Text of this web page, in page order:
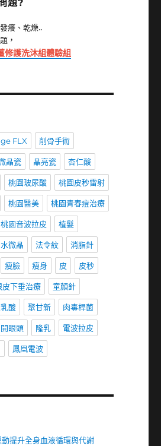
題?
癢、乾燥..
，
修護洗沐組體驗組
FLX 削骨手術
晶瓷 晶亮瓷 杏仁酸
桃園玻尿酸 桃園皮秒雷射
桃園醫美 桃園青春痘治療
桃園音波拉皮 植髮
水微晶 法令紋 消脂針
瘦臉 瘦身 皮 皮秒
皮下垂治療 童顏針
酸 聚甘新 肉毒桿菌
開眼頭 隆乳 電波拉皮
鳳凰電波
提升全身血液循環與代謝